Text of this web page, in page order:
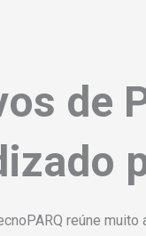
de
reúne muito